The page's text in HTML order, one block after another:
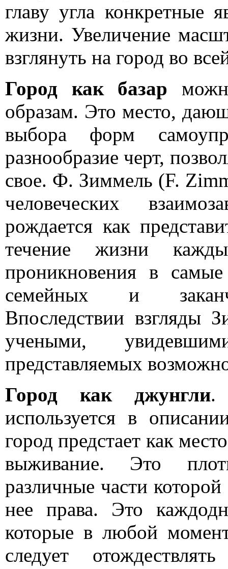
главу угла конкретные
жизни. Увеличение
взглянуть на город во
Город как базар
образам. Это место,
выбора форм
разнообразие черт,
свое. Ф. Зиммель (F.
человеческих
рождается как
течение жизни
проникновения в
семейных и
Впоследствии взгляды
учеными,
представляемых
Город как джунгли.
используется в
город предстает как
выживание. Это
различные части
нее права. Это
которые в любой
следует